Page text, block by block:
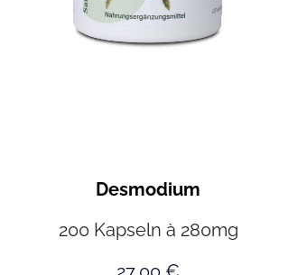
Desmodium
200 Kapseln à 280mg